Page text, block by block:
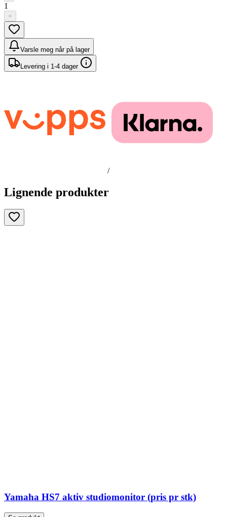
1
+
Varsle meg når på lager
Levering i 1-4 dager
/
Lignende produkter
Yamaha HS7 aktiv studiomonitor (pris pr stk)